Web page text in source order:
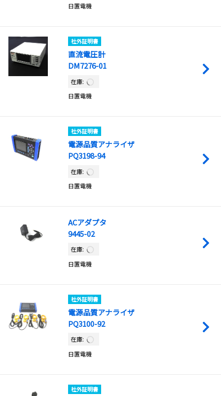
日置電機
社外証明書
直流電圧計
DM7276-01
在庫:
日置電機
社外証明書
電源品質アナライザ
PQ3198-94
在庫:
日置電機
ACアダプタ
9445-02
在庫:
日置電機
社外証明書
電源品質アナライザ
PQ3100-92
在庫:
日置電機
社外証明書